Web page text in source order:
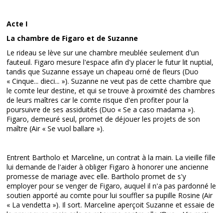
Acte I
La chambre de Figaro et de Suzanne
Le rideau se lève sur une chambre meublée seulement d'un
fauteuil. Figaro mesure l'espace afin d'y placer le futur lit nuptial,
tandis que Suzanne essaye un chapeau orné de fleurs (Duo
« Cinque... dieci... »). Suzanne ne veut pas de cette chambre que
le comte leur destine, et qui se trouve à proximité des chambres
de leurs maîtres car le comte risque d'en profiter pour la
poursuivre de ses assiduités (Duo « Se a caso madama »).
Figaro, demeuré seul, promet de déjouer les projets de son
maître (Air « Se vuol ballare »).
Entrent Bartholo et Marceline, un contrat à la main. La vieille fille
lui demande de l'aider à obliger Figaro à honorer une ancienne
promesse de mariage avec elle. Bartholo promet de s'y
employer pour se venger de Figaro, auquel il n'a pas pardonné le
soutien apporté au comte pour lui souffler sa pupille Rosine (Air
« La vendetta »). Il sort. Marceline aperçoit Suzanne et essaie de